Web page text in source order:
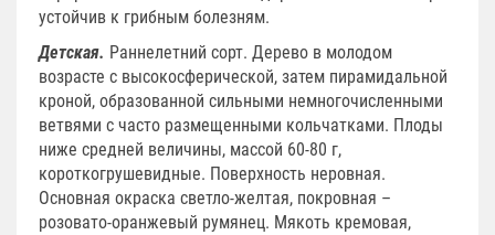
устойчив к грибным болезням.
Детская. Раннелетний сорт. Дерево в молодом
возрасте с высокосферической, затем пирамидальной
кроной, образованной сильными немногочисленными
ветвями с часто размещенными кольчатками. Плоды
ниже средней величины, массой 60-80 г,
короткогрушевидные. Поверхность неровная.
Основная окраска светло-желтая, покровная –
розовато-оранжевый румянец. Мякоть кремовая,